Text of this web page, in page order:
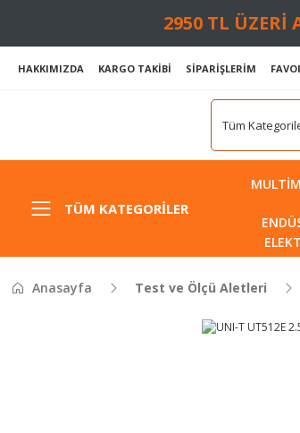
2950 TL ÜZERİ
HAKKIMIZDA KARGO TAKİBİ SİPARİŞLERİM
TÜM KATEGORILER
Anasayfa Test ve Ölçü Aletleri